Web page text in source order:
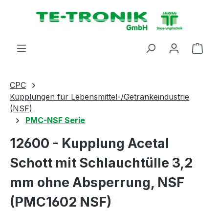
springen
CPC
Kupplungen für Lebensmittel-/Getränkeindustrie
(NSF)
PMC-NSF Serie
12600 - Kupplung Acetal
Schott mit Schlauchtülle 3,2
mm ohne Absperrung, NSF
(PMC1602 NSF)